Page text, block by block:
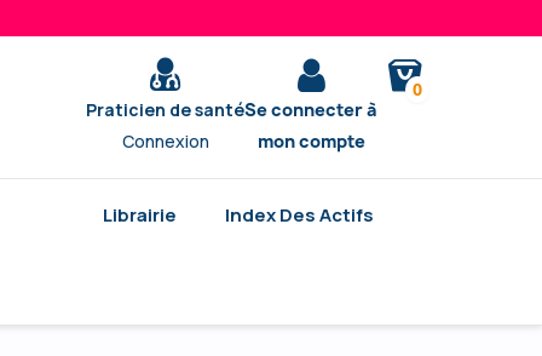
Praticien de santé
Connexion
Se connecter à
mon compte
0
Librairie Index Des Actifs